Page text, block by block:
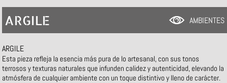
ARGILE AMBIENTES
ARGILE
Esta pieza refleja la esencia más pura de lo artesanal, con sus tonos
terrosos y texturas naturales que infunden calidez y autenticidad, elevando la
atmósfera de cualquier ambiente con un toque distintivo y lleno de carácter.